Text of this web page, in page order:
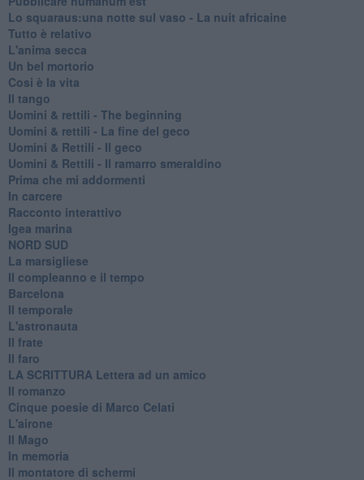
Lo squaraus:una notte sul vaso - La nuit africaine
Tutto è relativo
L'anima secca
Un bel mortorio
Cosi è la vita
Il tango
​Uomini & rettili - The beginning
​Uomini & rettili - La fine del geco
Uomini & Rettili - Il geco
Uomini & Rettili - Il ramarro smeraldino
Prima che mi addormenti
In carcere
Racconto interattivo
Igea marina
​NORD SUD
La marsigliese
Il compleanno e il tempo
Barcelona
Il temporale
L'astronauta
Il frate
Il faro
​LA SCRITTURA Lettera ad un amico
Il romanzo
Cinque poesie di Marco Celati
L'airone
Il Mago
In memoria
Il montatore di schermi